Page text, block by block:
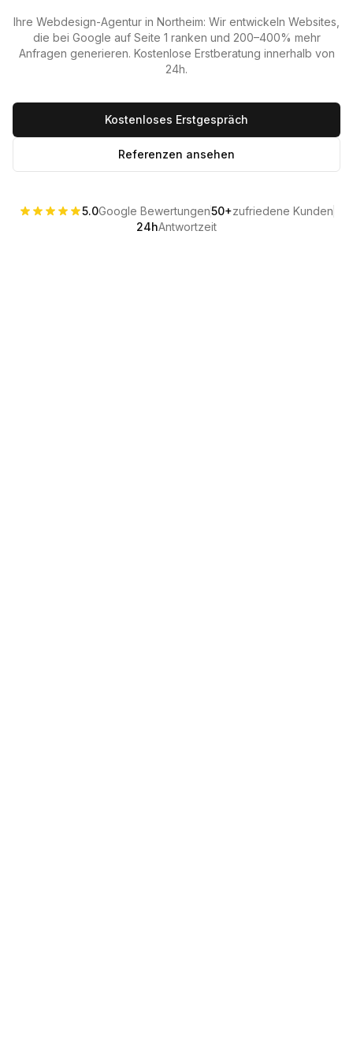
Ihre Webdesign-Agentur in Northeim: Wir entwickeln Websites,
die bei Google auf Seite 1 ranken und 200–400% mehr
Anfragen generieren. Kostenlose Erstberatung innerhalb von
24h.
Kostenloses Erstgespräch
Referenzen ansehen
5.0Google Bewertungen50+zufriedene Kunden
24hAntwortzeit